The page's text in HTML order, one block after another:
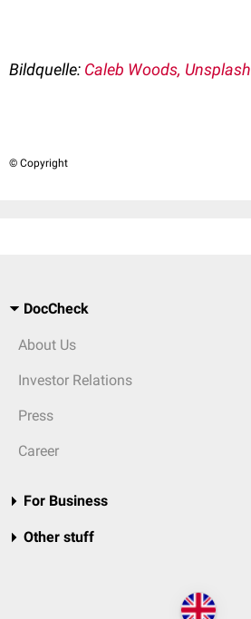
Bildquelle: Caleb Woods, Unsplash
© Copyright
DocCheck
About Us
Investor Relations
Press
Career
For Business
Other stuff